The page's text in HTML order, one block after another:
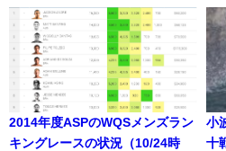
2014年度ASPのWQSメンズラン
キングレースの状況（10/24時
小
十